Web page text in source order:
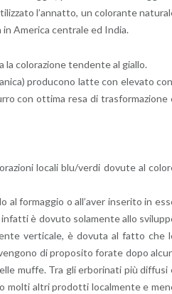
l’an­nat­to, un co­lo­ran­te
Ame­ri­ca cen­tra­le ed India.
la co­lo­ra­zio­ne ten­den­te al gial­lo.
pro­du­co­no latte con ele­va­to
con ot­ti­ma resa di tra­sfor­ma­zio­ne
lo­ca­li blu/verdi do­vu­te al
al for­mag­gio o al­l’a­ver in­se­ri­to in
in­fat­ti è do­vu­to so­la­men­te allo
ver­ti­ca­le, è do­vu­ta al fatto che
di pro­po­si­to fo­ra­te dopo
muffe. Tra gli er­bo­ri­na­ti più dif­fu­si
molti altri pro­dot­ti lo­cal­men­te e